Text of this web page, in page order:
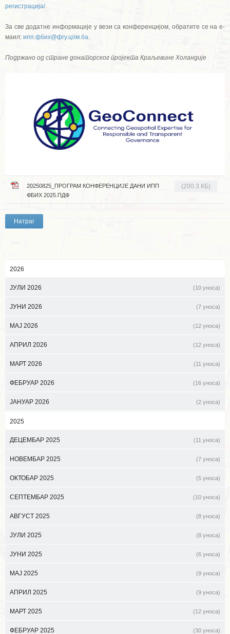
регистрација/.
За све додатне информације у вези са конференцијом, обратите се на е-
маил: ипп.фбих@фгу.цом.ба
Подржано од стране донаторског пројекта Краљевине Холандије
20250825_ПРОГРАМ КОНФЕРЕНЦИЈЕ ДАНИ ИПП
ФБИХ 2025.ПДФ
(200.3 КБ)
Натраг
2026
ЈУЛИ 2026 (10 уноса)
ЈУНИ 2026 (7 уноса)
МАЈ 2026 (12 уноса)
АПРИЛ 2026 (12 уноса)
МАРТ 2026 (11 уноса)
ФЕБРУАР 2026 (16 уноса)
ЈАНУАР 2026 (2 уноса)
2025
ДЕЦЕМБАР 2025 (11 уноса)
НОВЕМБАР 2025 (7 уноса)
ОКТОБАР 2025 (5 уноса)
СЕПТЕМБАР 2025 (10 уноса)
АВГУСТ 2025 (8 уноса)
ЈУЛИ 2025 (8 уноса)
ЈУНИ 2025 (6 уноса)
МАЈ 2025 (9 уноса)
АПРИЛ 2025 (9 уноса)
МАРТ 2025 (12 уноса)
ФЕБРУАР 2025 (30 уноса)